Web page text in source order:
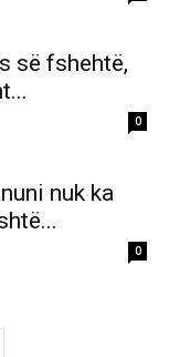
së fshehtë,
0
nuk ka
0